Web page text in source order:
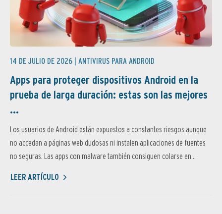
14 DE JULIO DE 2026 | ANTIVIRUS PARA ANDROID
Apps para proteger dispositivos Android en la
prueba de larga duración: estas son las mejores
...
Los usuarios de Android están expuestos a constantes riesgos aunque
no accedan a páginas web dudosas ni instalen aplicaciones de fuentes
no seguras. Las apps con malware también consiguen colarse en...
LEER ARTÍCULO